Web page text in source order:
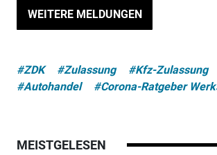
WEITERE MELDUNGEN
#ZDK #Zulassung #Kfz-Zulassung
#Autohandel
#Corona-Ratgeber
MEISTGELESEN